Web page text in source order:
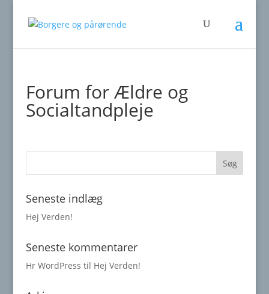
Forum for Ældre og
Socialtandpleje
Seneste indlæg
Hej Verden!
Seneste kommentarer
Hr WordPress til Hej Verden!